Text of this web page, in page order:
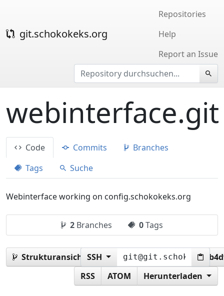
git.schokokeks.org
Repositories
Help
Report an Issue
webinterface.git
Code Commits
Branches
Tags
Suche
Webinterface working on config.schokokeks.org
2 Branches 0Tags
Strukturansicht:SSH
RSS
ATOM Herunterladen